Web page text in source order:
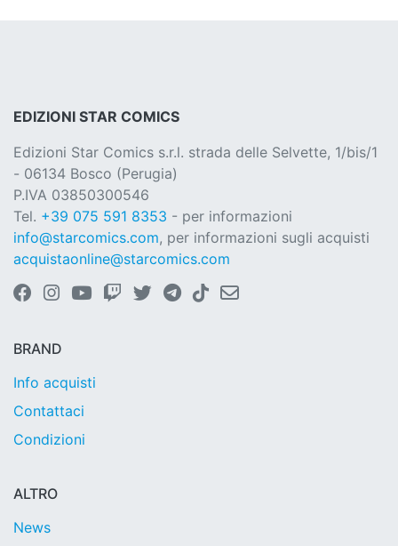
EDIZIONI STAR COMICS
Edizioni Star Comics s.r.l. strada delle Selvette, 1/bis/1
- 06134 Bosco (Perugia)
P.IVA 03850300546
Tel. +39 075 591 8353 - per informazioni
info@starcomics.com, per informazioni sugli acquisti
acquistaonline@starcomics.com
BRAND
Info acquisti
Contattaci
Condizioni
ALTRO
News